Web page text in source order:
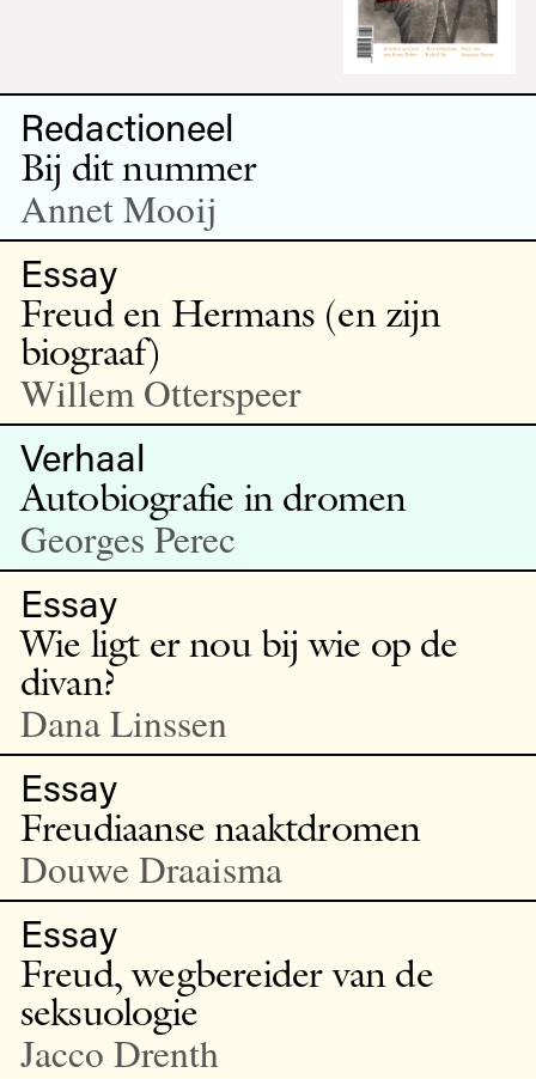
Redactioneel
Bij dit nummer
Annet Mooij
Essay
Freud en Hermans (en zijn
biograaf)
Willem Otterspeer
Verhaal
Autobiografie in dromen
Georges Perec
Essay
Wie ligt er nou bij wie op de
divan?
Dana Linssen
Essay
Freudiaanse naaktdromen
Douwe Draaisma
Essay
Freud, wegbereider van de
seksuologie
Jacco Drenth